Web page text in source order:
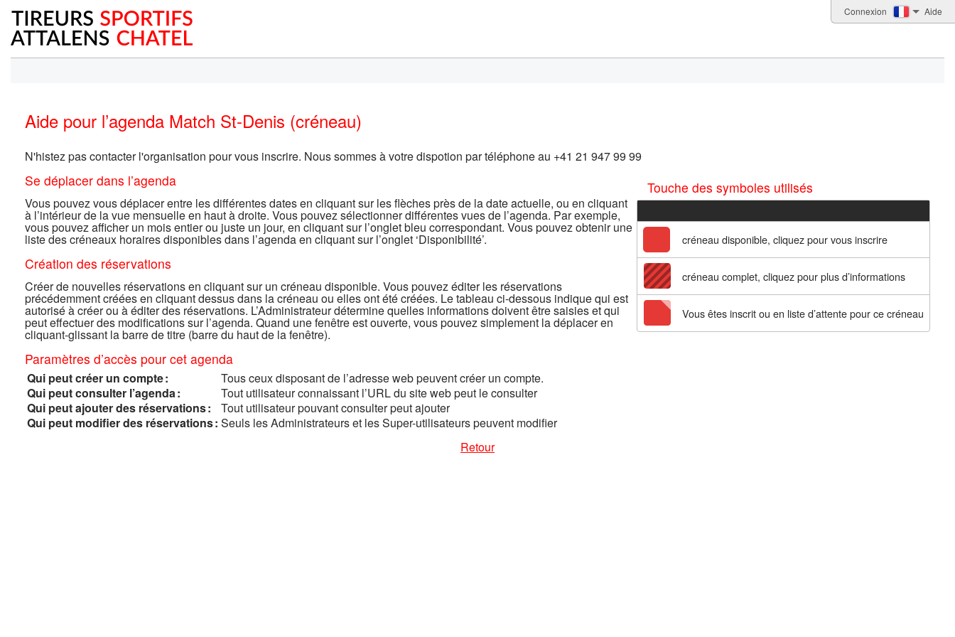
Connexion Aide
Aide pour l’agenda Match St-Denis (créneau)
N'histez pas contacter l'organisation pour vous inscrire. Nous sommes à votre dispotion par téléphone au +41 21 947 99 99
Touche des symboles utilisés
créneau disponible, cliquez pour vous inscrire
créneau complet, cliquez pour plus d’informations
Vous êtes inscrit ou en liste d’attente pour ce créneau
Se déplacer dans l’agenda
Vous pouvez vous déplacer entre les différentes dates en cliquant sur les flèches près de la date actuelle, ou en cliquant
à l’intérieur de la vue mensuelle en haut à droite. Vous pouvez sélectionner différentes vues de l’agenda. Par exemple,
vous pouvez afficher un mois entier ou juste un jour, en cliquant sur l’onglet bleu correspondant. Vous pouvez obtenir une
liste des créneaux horaires disponibles dans l’agenda en cliquant sur l’onglet ‘Disponibilité’.
Création des réservations
Créer de nouvelles réservations en cliquant sur un créneau disponible. Vous pouvez éditer les réservations
précédemment créées en cliquant dessus dans la créneau ou elles ont été créées. Le tableau ci-dessous indique qui est
autorisé à créer ou à éditer des réservations. L’Administrateur détermine quelles informations doivent être saisies et qui
peut effectuer des modifications sur l’agenda. Quand une fenêtre est ouverte, vous pouvez simplement la déplacer en
cliquant-glissant la barre de titre (barre du haut de la fenêtre).
Paramètres d’accès pour cet agenda
Qui peut créer un compte :
Tous ceux disposant de l’adresse web peuvent créer un compte.
Qui peut consulter l’agenda :
Tout utilisateur connaissant l’URL du site web peut le consulter
Qui peut ajouter des réservations :
Tout utilisateur pouvant consulter peut ajouter
Qui peut modifier des réservations : Seuls les Administrateurs et les Super-utilisateurs peuvent modifier
Retour